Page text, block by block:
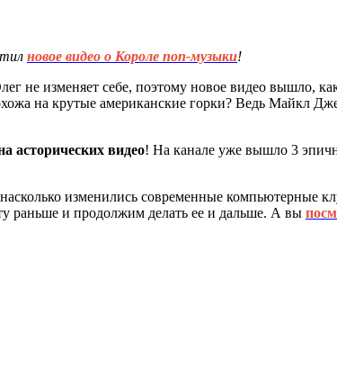
новое видео о Короле поп-музыки!
не изменяет себе, поэтому новое видео вышло,
на крутые американские горки? Ведь Майкл
асторических видео! На канале уже вышло 3
изменились современные компьютерные
раньше и продолжим делать ее и дальше. А вы